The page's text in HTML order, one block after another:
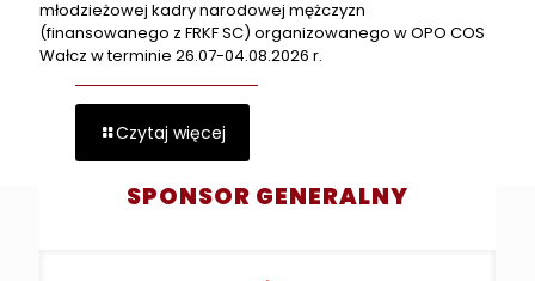
młodzieżowej kadry narodowej mężczyzn
(finansowanego z FRKF SC) organizowanego w OPO COS
Wałcz w terminie 26.07-04.08.2026 r.
Czytaj więcej
SPONSOR GENERALNY